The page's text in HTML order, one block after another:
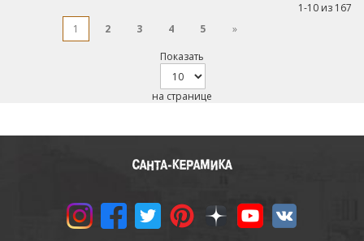
1-10 из 167
Страница
Вы сейчас читаете страницу
1 Страница
2 Страница
3 Страница
4 Страница
5 Следующий
Показать
на странице